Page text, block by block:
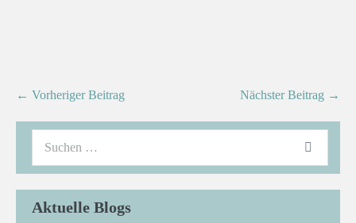
← Vorheriger Beitrag Nächster Beitrag →
Aktuelle Blogs